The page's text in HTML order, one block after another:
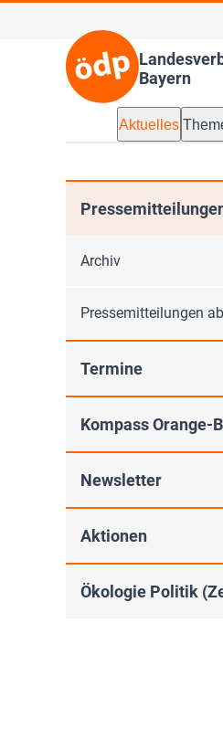
Bayern
Aktuelles
Archiv
Pressemitteilungen
Termine
Kompass Orange-
Newsletter
Aktionen
Ökologie Politik